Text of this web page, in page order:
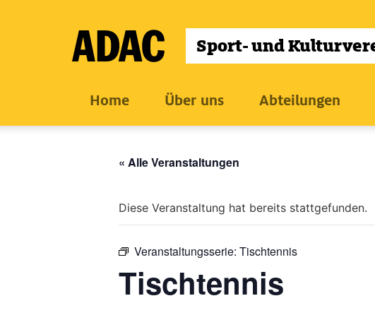
Home Über uns Abteilungen
« Alle Veranstaltungen
Diese Veranstaltung hat bereits stattgefunden.
Veranstaltungsserie: Tischtennis
Tischtennis